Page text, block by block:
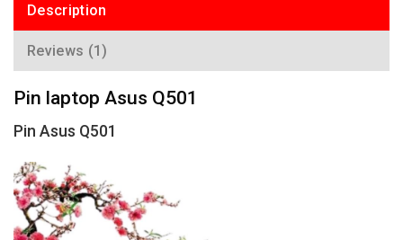
Description
Reviews (1)
Pin laptop Asus Q501
Pin Asus Q501